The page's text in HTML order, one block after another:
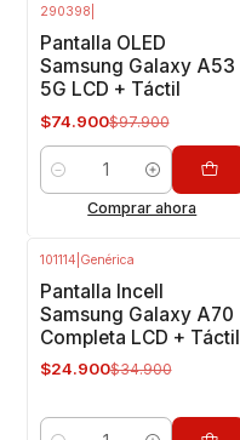
290398
Pantalla OLED
Samsung Galaxy A53
5G LCD + Táctil
$74.900$97.900
Cantidad
Comprar ahora
101114 Genérica
Pantalla Incell
Samsung Galaxy A70
Completa LCD + Táctil
$24.900$34.900